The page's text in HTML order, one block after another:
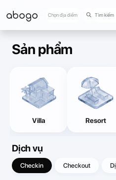
abogo Chọn địa điểm
Sản phẩm
Villa Resort
Dịch vụ
Checkin Checkout